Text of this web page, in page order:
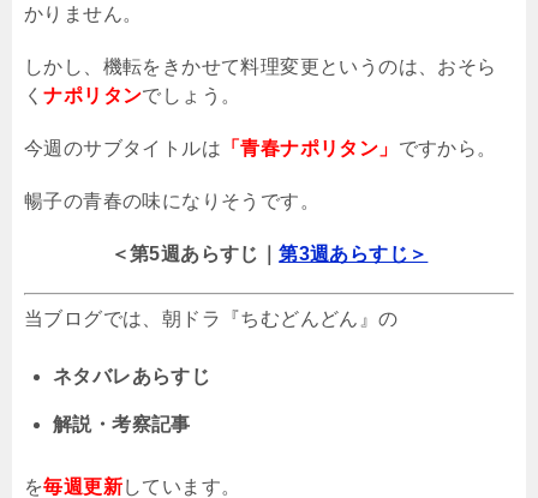
かりません。
しかし、機転をきかせて料理変更というのは、おそら
くナポリタンでしょう。
今週のサブタイトルは 「青春ナポリタン」 ですから。
暢子の青春の味になりそうです。
＜第5週あらすじ｜第3週あらすじ＞
当ブログでは、朝ドラ『ちむどんどん』の
ネタバレあらすじ
解説・考察記事
を毎週更新しています。